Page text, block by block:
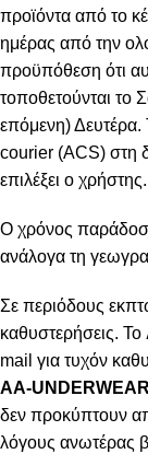
προϊόντα από το
ημέρας από την
προϋπόθεση ότι
τοποθετούνται το
επόμενη) Δευτέρα.
courier (ACS) στη
επιλέξει ο χρήστης.
Ο χρόνος
ανάλογα τη
Σε περιόδους
καθυστερήσεις. Το
mail για τυχόν
AA-
δεν προκύπτουν
λόγους ανωτέρας